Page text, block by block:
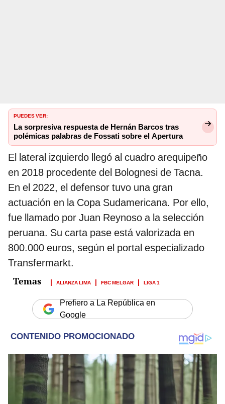
PUEDES VER:
La sorpresiva respuesta de Hernán Barcos tras
polémicas palabras de Fossati sobre el Apertura
El lateral izquierdo llegó al cuadro arequipeño
en 2018 procedente del Bolognesi de Tacna.
En el 2022, el defensor tuvo una gran
actuación en la Copa Sudamericana. Por ello,
fue llamado por Juan Reynoso a la selección
peruana. Su carta pase está valorizada en
800.000 euros, según el portal especializado
Transfermarkt.
ALIANZA LIMA FBC MELGAR LIGA 1
Prefiero a La República en
Google